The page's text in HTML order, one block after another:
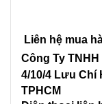
Liên hệ mua
Công Ty
4/10/4 Lưu Chí
TPHCM